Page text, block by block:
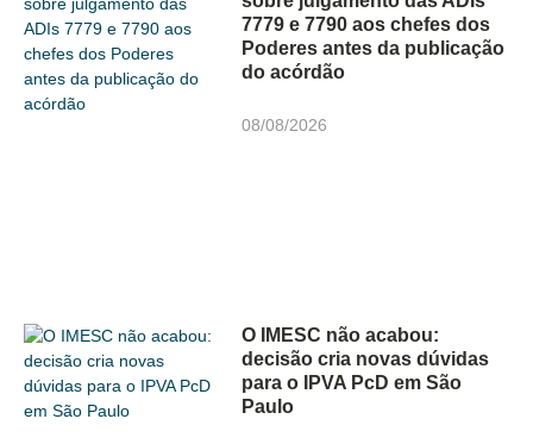
7779 e 7790 aos chefes dos
Poderes antes da publicação
do acórdão
08/08/2026
O IMESC não acabou:
decisão cria novas dúvidas
para o IPVA PcD em São
Paulo